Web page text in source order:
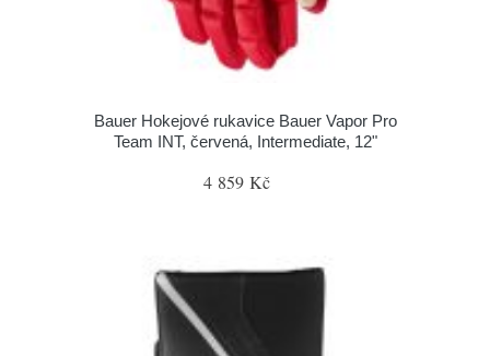
Bauer Hokejové rukavice Bauer Vapor Pro
Team INT, červená, Intermediate, 12"
4 859 Kč